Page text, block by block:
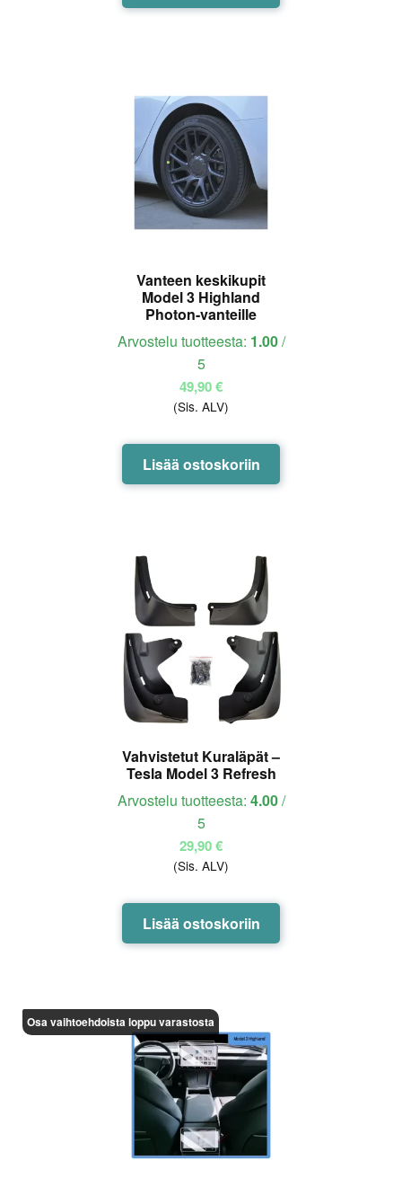
Vanteen keskikupit
Model 3 Highland
Photon-vanteille
Arvostelu tuotteesta: 1.00/
5
49,90€
(Sis. ALV)
Lisää ostoskoriin
Vahvistetut Kuraläpät –
Tesla Model 3 Refresh
Arvostelu tuotteesta: 4.00/
5
29,90€
(Sis. ALV)
Lisää ostoskoriin
Osa vaihtoehdoista loppu varastosta